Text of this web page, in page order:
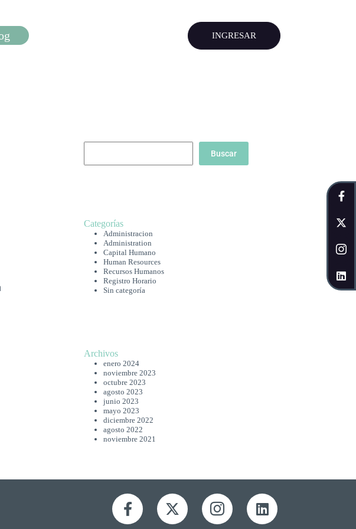
INGRESAR
Buscar
Categorías
Administracion
Administration
Capital Humano
Human Resources
Recursos Humanos
Registro Horario
Sin categoría
Archivos
enero 2024
noviembre 2023
octubre 2023
agosto 2023
junio 2023
mayo 2023
diciembre 2022
agosto 2022
noviembre 2021